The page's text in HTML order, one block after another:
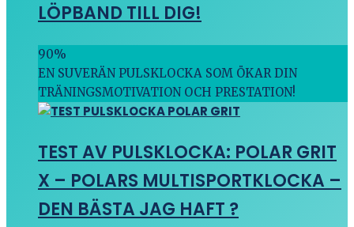
LÖPBAND TILL DIG!
90%
EN SUVERÄN PULSKLOCKA SOM ÖKAR DIN
TRÄNINGSMOTIVATION OCH PRESTATION!
TEST AV PULSKLOCKA: POLAR GRIT
X – POLARS MULTISPORTKLOCKA –
DEN BÄSTA JAG HAFT ?